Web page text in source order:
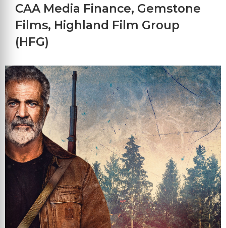
CAA Media Finance, Gemstone
Films, Highland Film Group
(HFG)